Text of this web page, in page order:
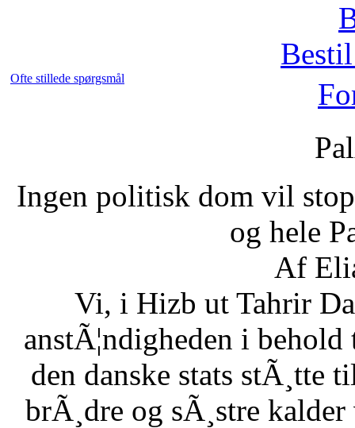
Ofte stillede spørgsmål
Ingen politisk dom vil
og hele
Af
Vi, i Hizb ut Tahrir
anstÃ¦ndigheden i
den danske stats stÃ¸tte
brÃ¸dre og sÃ¸stre